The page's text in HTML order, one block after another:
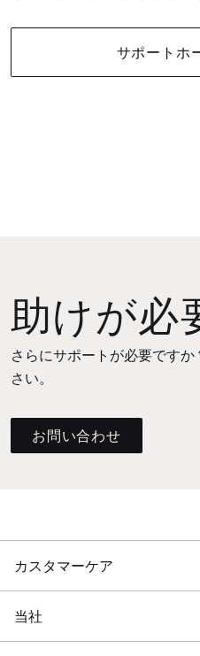
サポートホ
助けが必
さらにサポートが必要です
さい。
お問い合わせ
カスタマーケア
当社